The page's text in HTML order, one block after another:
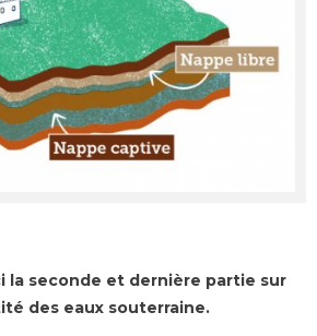
la seconde et dernière partie sur
des eaux souterraine.